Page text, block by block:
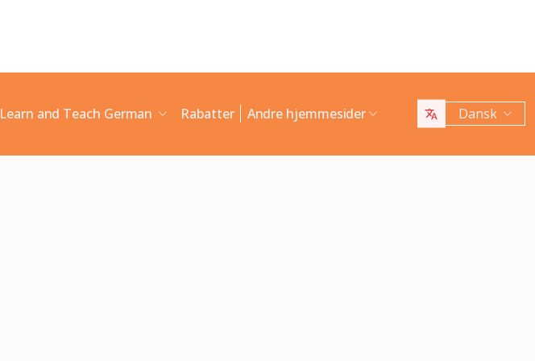
Learn and Teach German Rabatter Andre hjemmesider Dansk